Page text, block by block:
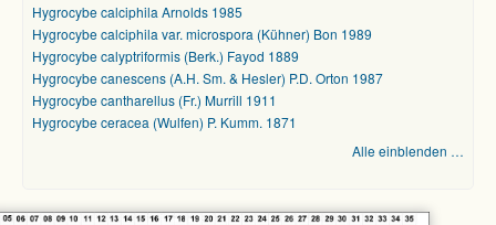
Hygrocybe calciphila Arnolds 1985
Hygrocybe calciphila var. microspora (Kühner) Bon 1989
Hygrocybe calyptriformis (Berk.) Fayod 1889
Hygrocybe canescens (A.H. Sm. & Hesler) P.D. Orton 1987
Hygrocybe cantharellus (Fr.) Murrill 1911
Hygrocybe ceracea (Wulfen) P. Kumm. 1871
Alle einblenden …